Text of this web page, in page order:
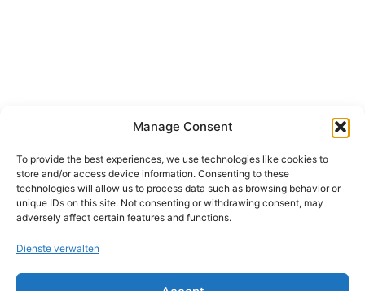
Manage Consent
To provide the best experiences, we use technologies like cookies to
store and/or access device information. Consenting to these
technologies will allow us to process data such as browsing behavior or
unique IDs on this site. Not consenting or withdrawing consent, may
adversely affect certain features and functions.
Dienste verwalten